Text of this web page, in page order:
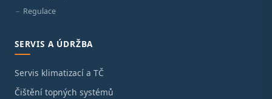
Regulace
SERVIS A ÚDRŽBA
Servis klimatizací a TČ
Čištění topných systémů